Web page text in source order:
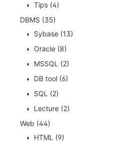
Tips (4)
DBMS (35)
Sybase (13)
Oracle (8)
MSSQL (2)
DB tool (6)
SQL (2)
Lecture (2)
Web (44)
HTML (9)